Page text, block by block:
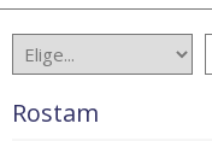
Rostam